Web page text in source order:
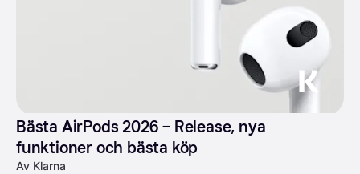
Bästa AirPods 2026 – Release, nya
funktioner och bästa köp
Av Klarna